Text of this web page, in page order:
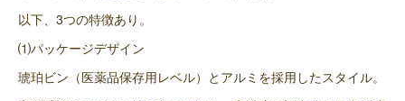
以下、3つの特徴あり。
⑴パッケージデザイン
琥珀ビン（医薬品保存用レベル）とアルミを採用したスタイル。